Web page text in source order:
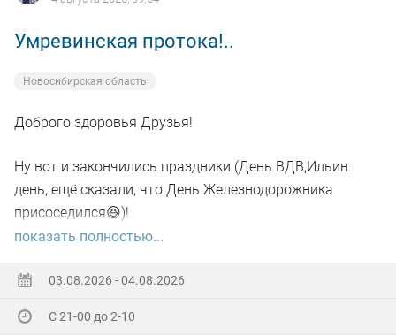
Умревинская протока!..
Новосибирская область
Доброго здоровья Друзья!
Ну вот и закончились праздники (День ВДВ,Ильин
день, ещё сказали, что День Железнодорожника
присоседился😆)!
показать полностью...
03.08.2026 - 04.08.2026
С 21-00 до 2-10